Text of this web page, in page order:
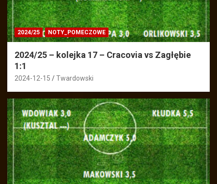
2024/25 NOTY_POMECZOWE
2024/25 – kolejka 17 – Cracovia vs Zagłębie
1:1
2024-12-15 Twardowski